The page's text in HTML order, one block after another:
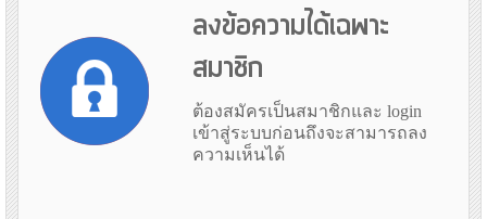
ลงข้อความได้เฉพาะ
สมาชิก
ต้องสมัครเป็นสมาชิกและ login
เข้าสู่ระบบก่อนถึงจะสามารถลง
ความเห็นได้